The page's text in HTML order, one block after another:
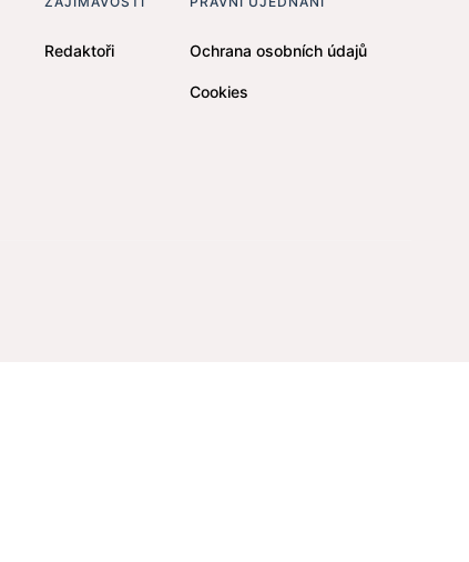
Redaktoři Ochrana osobních údajů
Cookies